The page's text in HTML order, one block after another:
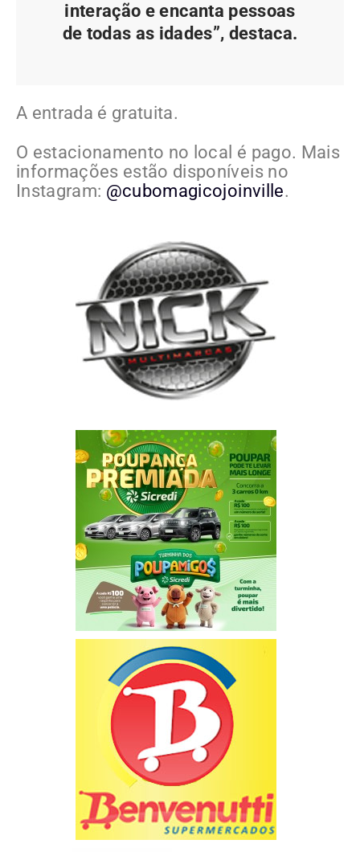
interação e encanta pessoas
de todas as idades”, destaca.
A entrada é gratuita.
O estacionamento no local é pago. Mais
informações estão disponíveis no
Instagram: @cubomagicojoinville.